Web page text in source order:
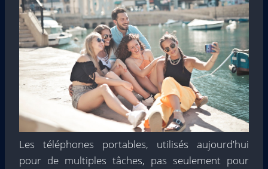
Les téléphones portables, utilisés aujourd'hui
pour de multiples tâches, pas seulement pour